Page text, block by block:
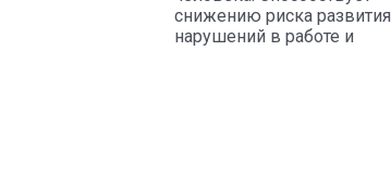
снижению риска развития
нарушений в работе и